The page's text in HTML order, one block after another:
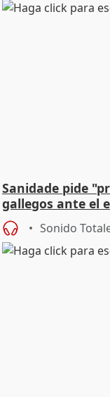
Sanidade pide
gallegos ante el
Sonido